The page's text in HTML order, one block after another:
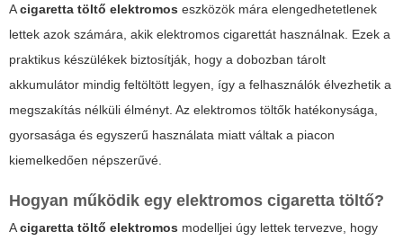
Acigaretta töltő elektromos eszközök mára elengedhetetlenek
lettek azok számára, akik elektromos cigarettát használnak. Ezek a
praktikus készülékek biztosítják, hogy a dobozban tárolt
akkumulátor mindig feltöltött legyen, így a felhasználók élvezhetik a
megszakítás nélküli élményt. Az elektromos töltők hatékonysága,
gyorsasága és egyszerű használata miatt váltak a piacon
kiemelkedően népszerűvé.
Hogyan működik egy elektromos cigaretta töltő?
Acigaretta töltő elektromos modelljei úgy lettek tervezve, hogy